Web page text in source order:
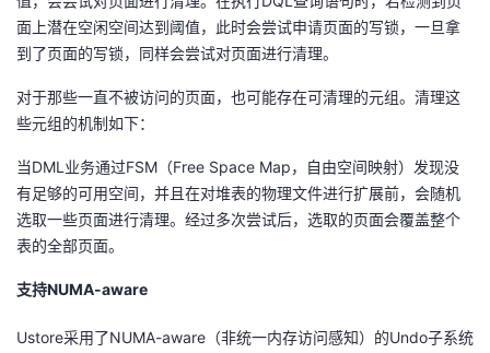
面上潜在空闲空间达到阈值，此时会尝试申请页面的写锁，一旦拿
到了页面的写锁，同样会尝试对页面进行清理。
对于那些一直不被访问的页面，也可能存在可清理的元组。清理这
些元组的机制如下：
当DML业务通过FSM（Free Space Map，自由空间映射）发现没
有足够的可用空间，并且在对堆表的物理文件进行扩展前，会随机
选取一些页面进行清理。经过多次尝试后，选取的页面会覆盖整个
表的全部页面。
支持NUMA-aware
Ustore采用了NUMA-aware（非统一内存访问感知）的Undo子系统